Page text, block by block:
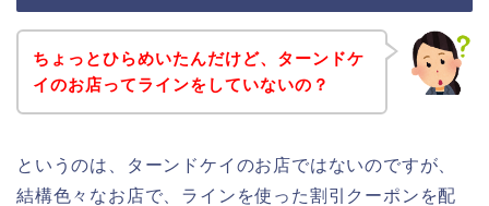
ちょっとひらめいたんだけど、ターンドケ
イのお店ってラインをしていないの？
というのは、ターンドケイのお店ではないのですが、
結構色々なお店で、ラインを使った割引クーポンを配